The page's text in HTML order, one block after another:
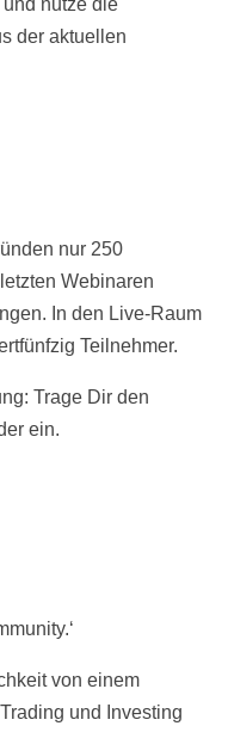
der aktuellen
nur 250
Webinaren
In den Live-Raum
Teilnehmer.
Trage Dir den
ein.
von einem
und Investing